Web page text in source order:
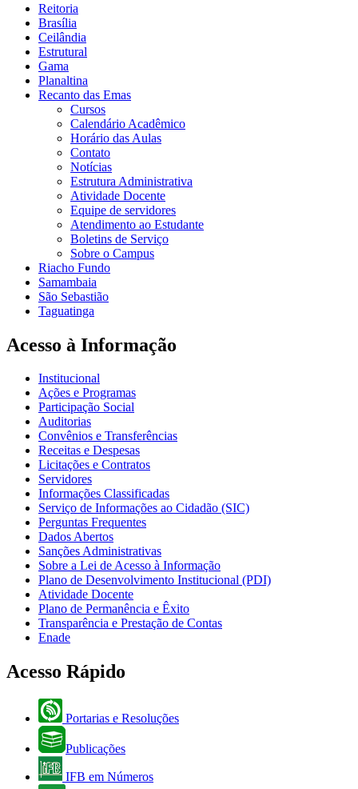
Reitoria
Brasília
Ceilândia
Estrutural
Gama
Planaltina
Recanto das Emas
Cursos
Calendário Acadêmico
Horário das Aulas
Contato
Notícias
Estrutura Administrativa
Atividade Docente
Equipe de servidores
Atendimento ao Estudante
Boletins de Serviço
Sobre o Campus
Riacho Fundo
Samambaia
São Sebastião
Taguatinga
Acesso à Informação
Institucional
Ações e Programas
Participação Social
Auditorias
Convênios e Transferências
Receitas e Despesas
Licitações e Contratos
Servidores
Informações Classificadas
Serviço de Informações ao Cidadão (SIC)
Perguntas Frequentes
Dados Abertos
Sanções Administrativas
Sobre a Lei de Acesso à Informação
Plano de Desenvolvimento Institucional (PDI)
Atividade Docente
Plano de Permanência e Êxito
Transparência e Prestação de Contas
Enade
Acesso Rápido
Portarias e Resoluções
Publicações
IFB em Números